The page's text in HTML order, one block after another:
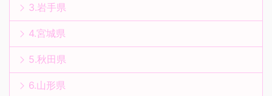
3.岩手県
4.宮城県
5.秋田県
6.山形県